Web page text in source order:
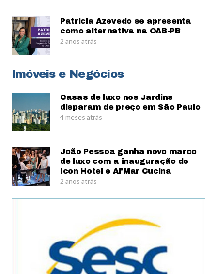
Patrícia Azevedo se apresenta
como alternativa na OAB-PB
2 anos atrás
Imóveis e Negócios
Casas de luxo nos Jardins
disparam de preço em São Paulo
4 meses atrás
João Pessoa ganha novo marco
de luxo com a inauguração do
Icon Hotel e Al’Mar Cucina
2 anos atrás